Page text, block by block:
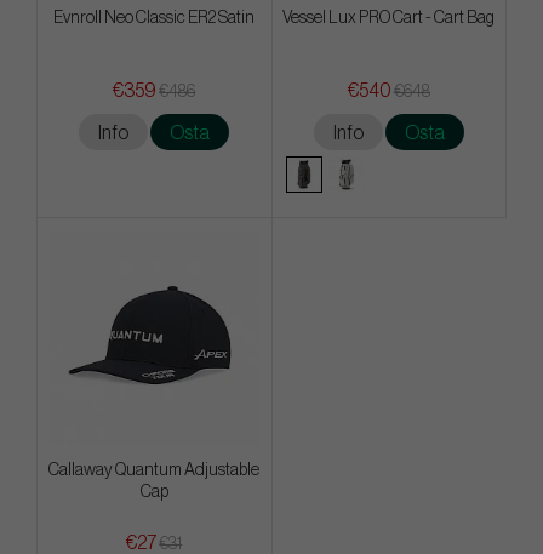
Evnroll Neo Classic ER2 Satin
€359 €486
Info Osta
Vessel Lux PRO Cart - Cart Bag
€540 €648
Info Osta
Callaway Quantum Adjustable
Cap
€27€31